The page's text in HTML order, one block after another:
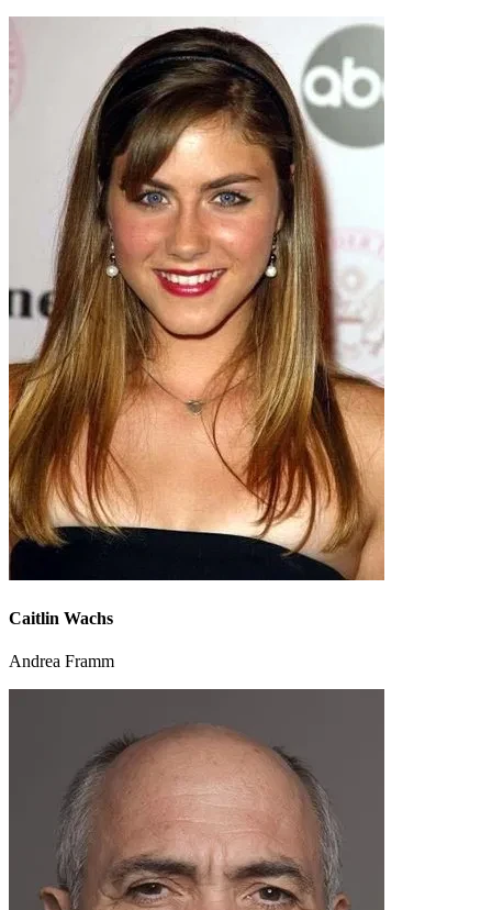
Caitlin Wachs
Andrea Framm